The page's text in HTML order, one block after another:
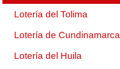
Lotería del Tolima
Lotería de Cundinamarca
Lotería del Huila